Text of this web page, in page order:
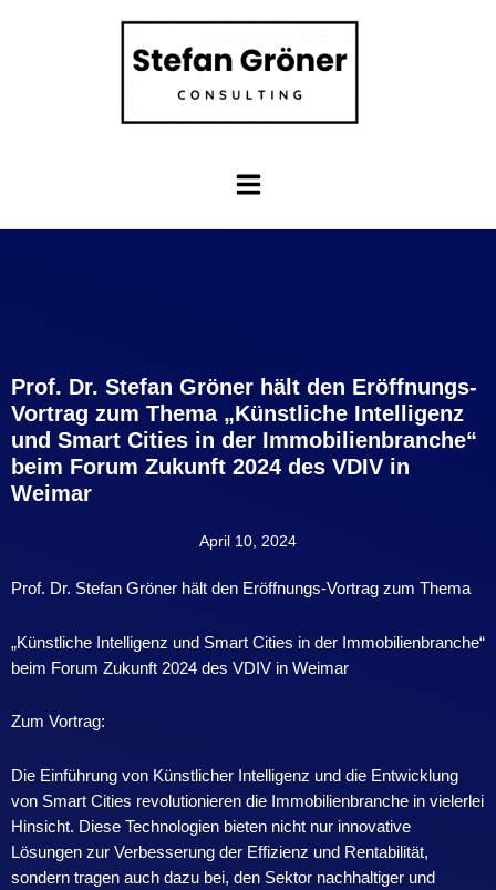
Prof. Dr. Stefan Gröner hält den Eröffnungs-
Vortrag zum Thema „Künstliche Intelligenz
und Smart Cities in der Immobilienbranche“
beim Forum Zukunft 2024 des VDIV in
Weimar
April 10, 2024
Prof. Dr. Stefan Gröner hält den Eröffnungs-Vortrag zum Thema
„Künstliche Intelligenz und Smart Cities in der Immobilienbranche“
beim Forum Zukunft 2024 des VDIV in Weimar
Zum Vortrag:
Die Einführung von Künstlicher Intelligenz und die Entwicklung
von Smart Cities revolutionieren die Immobilienbranche in vielerlei
Hinsicht. Diese Technologien bieten nicht nur innovative
Lösungen zur Verbesserung der Effizienz und Rentabilität,
sondern tragen auch dazu bei, den Sektor nachhaltiger und